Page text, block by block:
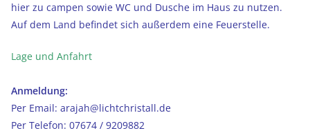
hier zu campen sowie WC und Dusche im Haus zu nutzen.
Auf dem Land befindet sich außerdem eine Feuerstelle.
Lage und Anfahrt
Anmeldung:
Per Email: arajah@lichtchristall.de
Per Telefon: 07674 / 9209882